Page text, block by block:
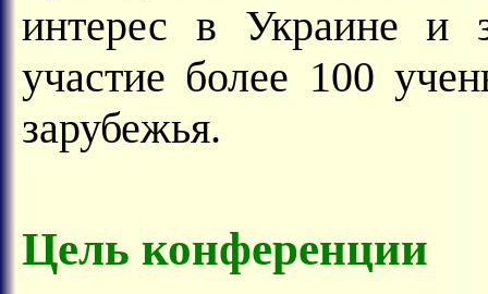
интерес в Украине и
участие более 100
зарубежья.
Цель конференции